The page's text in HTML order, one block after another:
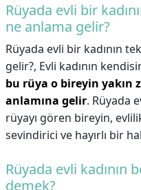
Rüyada evli bir
ne anlama gelir?
Rüyada evli bir kadının
gelir?, Evli kadının
bu rüya o bireyin yakın
anlamına gelir. Rüyada
rüyayı gören bireyin,
sevindirici ve hayırlı bir
Rüyada evli kadının
demek?